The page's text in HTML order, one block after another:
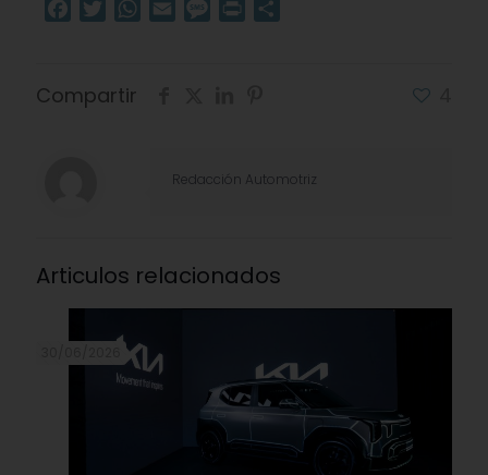
Facebook
TwitterWhatsApp
Email Message
Print
Compartir
Redacción Automotriz
Articulos relacionados